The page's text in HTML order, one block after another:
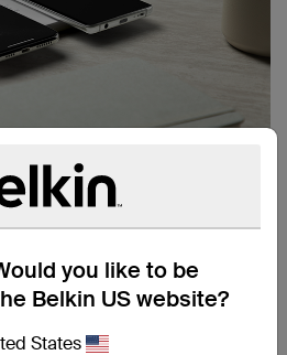
you like to be
Belkin US website?
States
ス充電
を供給します。